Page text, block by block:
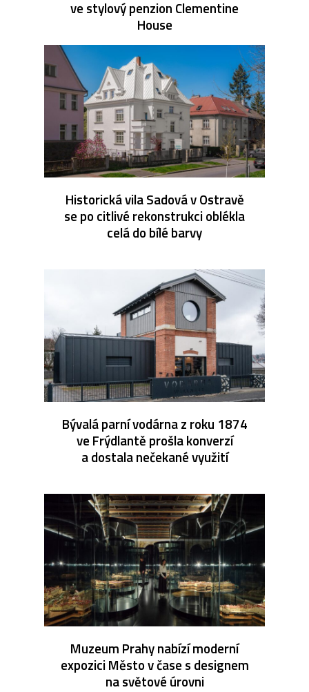
ve stylový penzion Clementine
House
Historická vila Sadová v Ostravě
se po citlivé rekonstrukci oblékla
celá do bílé barvy
Bývalá parní vodárna z roku 1874
ve Frýdlantě prošla konverzí
a dostala nečekané využití
Muzeum Prahy nabízí moderní
expozici Město v čase s designem
na světové úrovni